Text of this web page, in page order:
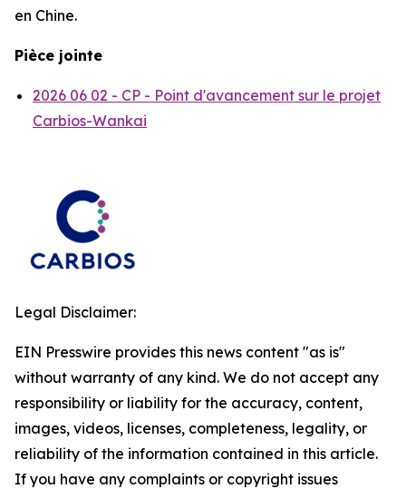
en Chine.
Pièce jointe
2026 06 02 - CP - Point d'avancement sur le projet
Carbios-Wankai
Legal Disclaimer:
EIN Presswire provides this news content "as is"
without warranty of any kind. We do not accept any
responsibility or liability for the accuracy, content,
images, videos, licenses, completeness, legality, or
reliability of the information contained in this article.
If you have any complaints or copyright issues